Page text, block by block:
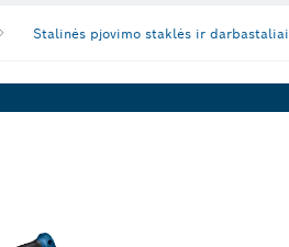
Stalinės pjovimo staklės ir darbastaliai